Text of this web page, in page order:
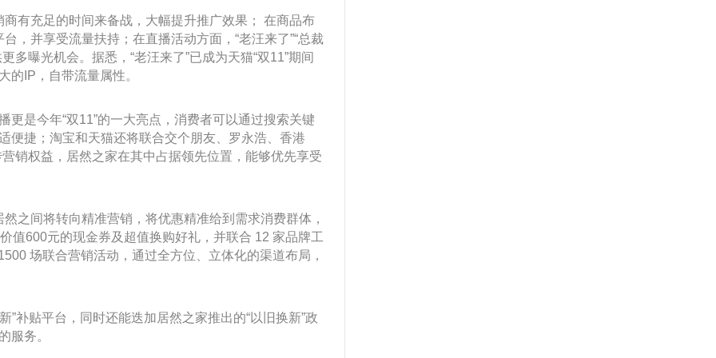
有充足的时间来备战，大幅提升推广效果； 在商品布
，并享受流量扶持；在直播活动方面，“老汪来了”“总裁
多曝光机会。据悉，“老汪来了”已成为天猫“双11”期间
的IP，自带流量属性。
更是今年“双11”的一大亮点，消费者可以通过搜索关键
便捷；淘宝和天猫还将联合交个朋友、罗永浩、香港
销权益，居然之家在其中占据领先位置，能够优先享受
之间将转向精准营销，将优惠精准给到需求消费群体，
值600元的现金券及超值换购好礼，并联合 12 家品牌工
场联合营销活动，通过全方位、立体化的渠道布局，
”补贴平台，同时还能迭加居然之家推出的“以旧换新”政
服务。